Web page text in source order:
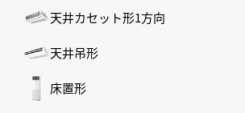
天井カセット形1方向
天井吊形
床置形